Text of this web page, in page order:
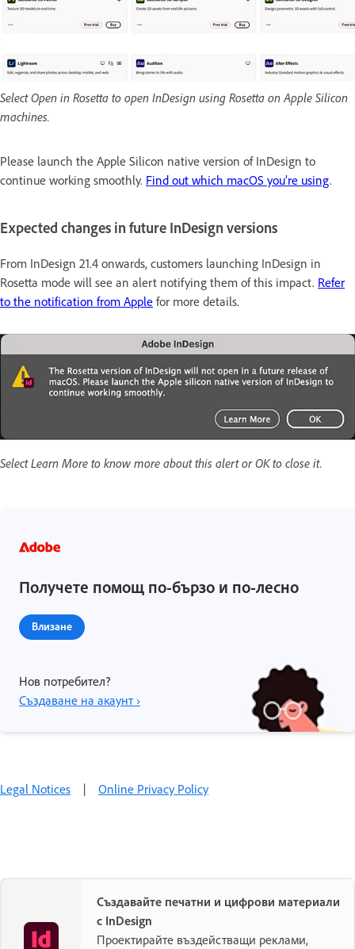
Select Open in Rosetta to open InDesign using Rosetta on Apple Silicon
machines.
Please launch the Apple Silicon native version of InDesign to
continue working smoothly. Find out which macOS you’re using.
Expected changes in future InDesign versions
From InDesign 21.4 onwards, customers launching InDesign in
Rosetta mode will see an alert notifying them of this impact. Refer
to the notification from Apple for more details.
Select Learn More to know more about this alert or OK to close it.
Получете помощ по-бързо и по-лесно
Влизане
Нов потребител?
Създаване на акаунт ›
Legal Notices | Online Privacy Policy
Създавайте печатни и цифрови материали
с InDesign
Проектирайте въздействащи реклами,